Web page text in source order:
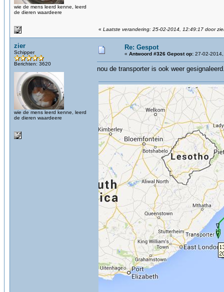
wie de mens leerd kenne, leerd
de dieren waardeere
« Laatste verandering: 25-02-2014, 12:49:17 door
zier
Schipper
Berichten: 3620
wie de mens leerd kenne, leerd
de dieren waardeere
Re: Gespot
« Antwoord #326 Gepost op: 27-02-
nou de transporter is ook weer